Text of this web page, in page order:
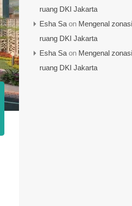
ruang DKI Jakarta
Esha Saon Mengenal
ruang DKI Jakarta
Esha Saon Mengenal
ruang DKI Jakarta